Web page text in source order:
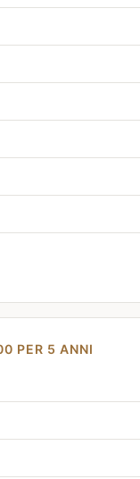
PER 5 ANNI